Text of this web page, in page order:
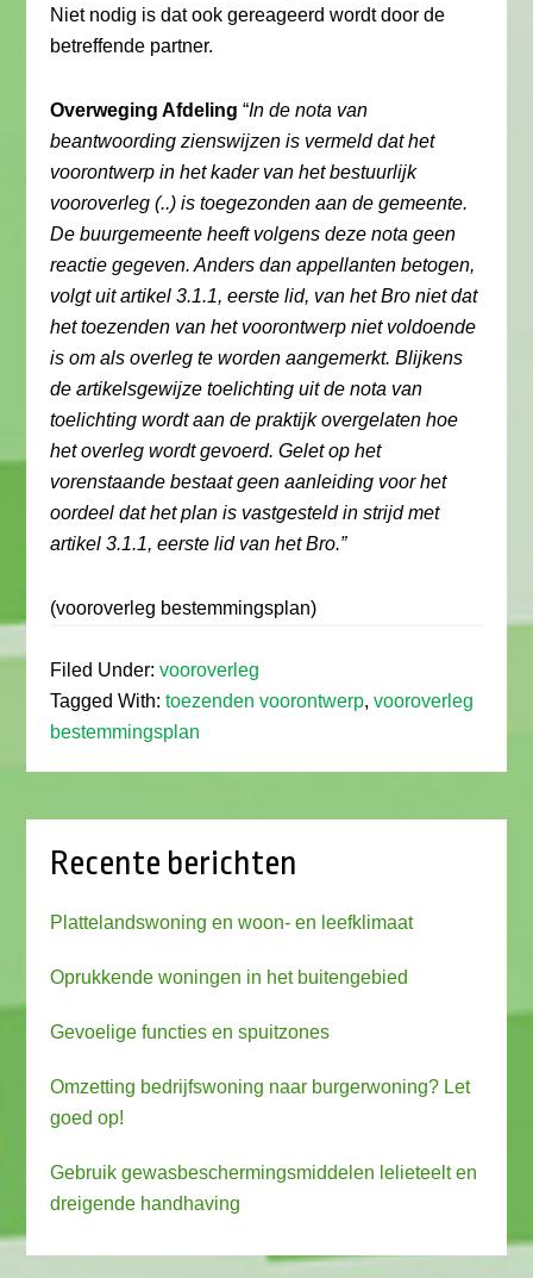
Niet nodig is dat ook gereageerd wordt door de
betreffende partner.
Overweging Afdeling “In de nota van
beantwoording zienswijzen is vermeld dat het
voorontwerp in het kader van het bestuurlijk
vooroverleg (..) is toegezonden aan de gemeente.
De buurgemeente heeft volgens deze nota geen
reactie gegeven. Anders dan appellanten betogen,
volgt uit artikel 3.1.1, eerste lid, van het Bro niet dat
het toezenden van het voorontwerp niet voldoende
is om als overleg te worden aangemerkt. Blijkens
de artikelsgewijze toelichting uit de nota van
toelichting wordt aan de praktijk overgelaten hoe
het overleg wordt gevoerd. Gelet op het
vorenstaande bestaat geen aanleiding voor het
oordeel dat het plan is vastgesteld in strijd met
artikel 3.1.1, eerste lid van het Bro.”
(vooroverleg bestemmingsplan)
Filed Under:vooroverleg
Tagged With:toezenden voorontwerp,vooroverleg
bestemmingsplan
Recente berichten
Plattelandswoning en woon- en leefklimaat
Oprukkende woningen in het buitengebied
Gevoelige functies en spuitzones
Omzetting bedrijfswoning naar burgerwoning? Let
goed op!
Gebruik gewasbeschermingsmiddelen lelieteelt en
dreigende handhaving